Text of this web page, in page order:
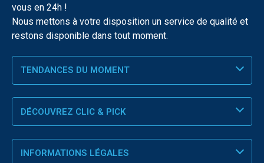
vous en 24h !
Nous mettons à votre disposition un service de qualité et
restons disponible dans tout moment.
TENDANCES DU MOMENT
DÉCOUVREZ CLIC & PICK
INFORMATIONS LÉGALES